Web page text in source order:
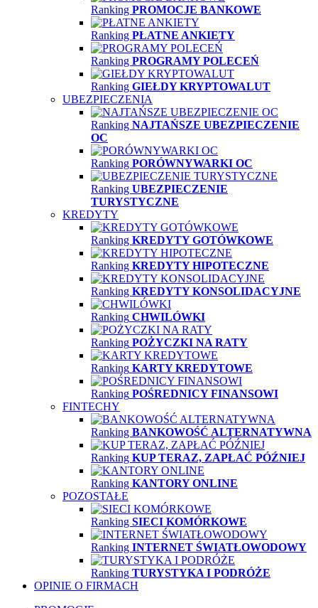
Ranking PROMOCJE BANKOWE
Ranking PŁATNE ANKIETY
Ranking PROGRAMY POLECEŃ
Ranking GIEŁDY KRYPTOWALUT
UBEZPIECZENIA
Ranking NAJTAŃSZE UBEZPIECZENIE
OC
Ranking PORÓWNYWARKI OC
Ranking UBEZPIECZENIE
TURYSTYCZNE
KREDYTY
Ranking KREDYTY GOTÓWKOWE
Ranking KREDYTY HIPOTECZNE
Ranking KREDYTY KONSOLIDACYJNE
Ranking CHWILÓWKI
Ranking POŻYCZKI NA RATY
Ranking KARTY KREDYTOWE
Ranking POŚREDNICY FINANSOWI
FINTECHY
Ranking BANKOWOŚĆ ALTERNATYWNA
Ranking KUP TERAZ, ZAPŁAĆ PÓŹNIEJ
Ranking KANTORY ONLINE
POZOSTAŁE
Ranking SIECI KOMÓRKOWE
Ranking INTERNET ŚWIATŁOWODOWY
Ranking TURYSTYKA I PODRÓŻE
OPINIE O FIRMACH